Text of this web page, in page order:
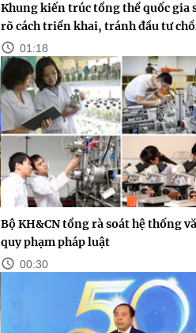
Khung kiến trúc tổng thể quốc gia
rõ cách triển khai, tránh đầu tư
01:18
Bộ KH&CN tổng rà soát hệ thống
quy phạm pháp luật
00:30